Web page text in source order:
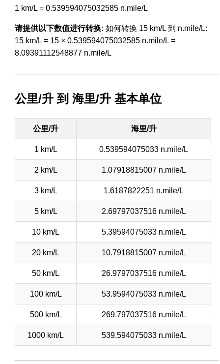
1 km/L = 0.539594075032585 n.mile/L
请提供以下数值进行转换: 如何转换 15 km/L 到 n.mile/L:
15 km/L = 15 × 0.539594075032585 n.mile/L =
8.09391112548877 n.mile/L
公里/升 到 海里/升 基本单位
公里/升 海里/升
1 km/L 0.539594075033 n.mile/L
2 km/L 1.07918815007 n.mile/L
3 km/L 1.6187822251 n.mile/L
5 km/L 2.69797037516 n.mile/L
10 km/L 5.39594075033 n.mile/L
20 km/L 10.7918815007 n.mile/L
50 km/L 26.9797037516 n.mile/L
100 km/L 53.9594075033 n.mile/L
500 km/L 269.797037516 n.mile/L
1000 km/L 539.594075033 n.mile/L